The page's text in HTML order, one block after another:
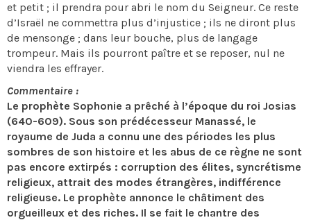
et petit ; il prendra pour abri le nom du Seigneur. Ce reste
d’Israël ne commettra plus d’injustice ; ils ne diront plus
de mensonge ; dans leur bouche, plus de langage
trompeur. Mais ils pourront paître et se reposer, nul ne
viendra les effrayer.
Commentaire :
Le prophète Sophonie a prêché à l’époque du roi Josias
(640-609). Sous son prédécesseur Manassé, le
royaume de Juda a connu une des périodes les plus
sombres de son histoire et les abus de ce règne ne sont
pas encore extirpés : corruption des élites, syncrétisme
religieux, attrait des modes étrangères, indifférence
religieuse. Le prophète annonce le châtiment des
orgueilleux et des riches. Il se fait le chantre des